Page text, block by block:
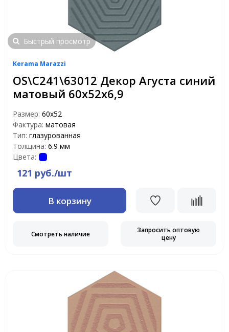
Быстрый просмотр
Kerama Marazzi
OS\C241\63012 Декор Агуста синий
матовый 60х52х6,9
Размер: 60х52
Фактура: матовая
Тип: глазурованная
Толщина: 6.9 мм
Цвета:
121 руб./шт
В корзину
Смотреть наличие
Запросить оптовую
цену